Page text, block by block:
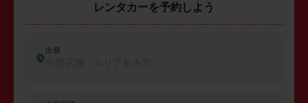
レンタカーを予約しよう
出発